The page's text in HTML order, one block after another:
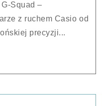
z ruchem Casio od
precyzji...